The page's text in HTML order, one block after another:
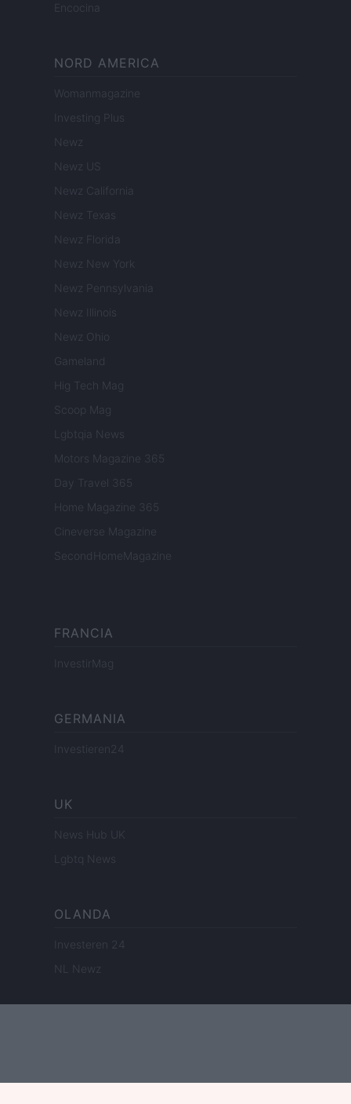
Encocina
NORD AMERICA
Womanmagazine
Investing Plus
Newz
Newz US
Newz California
Newz Texas
Newz Florida
Newz New York
Newz Pennsylvania
Newz Illinois
Newz Ohio
Gameland
Hig Tech Mag
Scoop Mag
Lgbtqia News
Motors Magazine 365
Day Travel 365
Home Magazine 365
Cineverse Magazine
SecondHomeMagazine
FRANCIA
InvestirMag
GERMANIA
Investieren24
UK
News Hub UK
Lgbtq News
OLANDA
Investeren 24
NL Newz